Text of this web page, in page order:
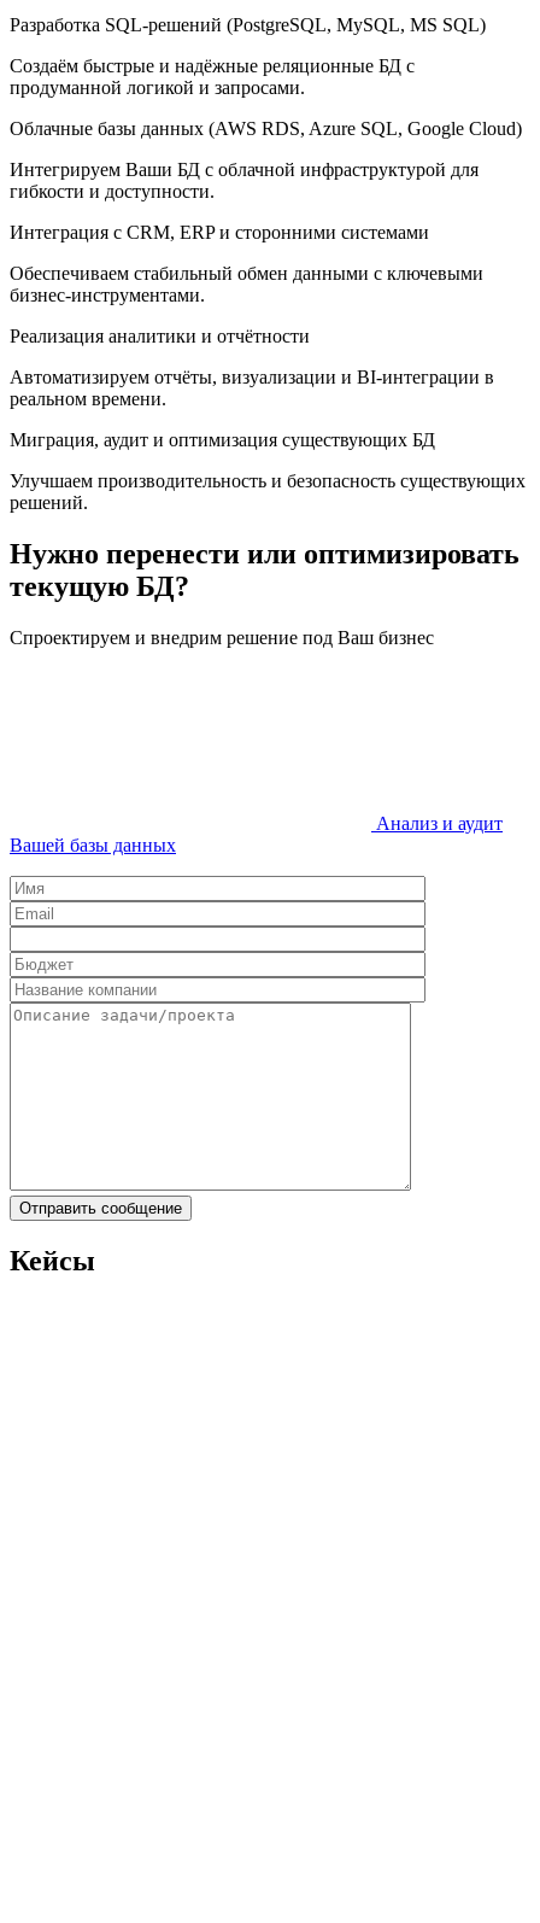
Разработка SQL-решений (PostgreSQL, MySQL, MS SQL)
Создаём быстрые и надёжные реляционные БД с
продуманной логикой и запросами.
Облачные базы данных (AWS RDS, Azure SQL, Google Cloud)
Интегрируем Ваши БД с облачной инфраструктурой для
гибкости и доступности.
Интеграция с CRM, ERP и сторонними системами
Обеспечиваем стабильный обмен данными с ключевыми
бизнес-инструментами.
Реализация аналитики и отчётности
Автоматизируем отчёты, визуализации и BI-интеграции в
реальном времени.
Миграция, аудит и оптимизация существующих БД
Улучшаем производительность и безопасность существующих
решений.
Нужно перенести или оптимизировать
текущую БД?
Спроектируем и внедрим решение под Ваш бизнес
Анализ и аудит
Вашей базы данных
Кейсы